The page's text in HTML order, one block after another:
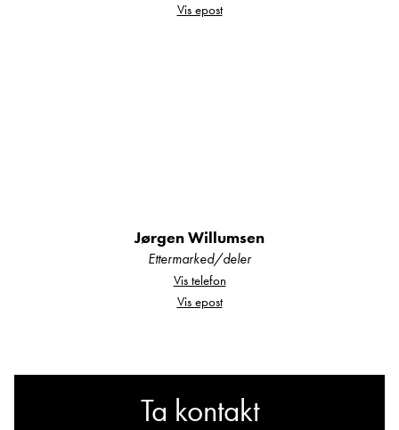
Vis epost
Jørgen Willumsen
Ettermarked/deler
Vis telefon
Vis epost
Ta kontakt